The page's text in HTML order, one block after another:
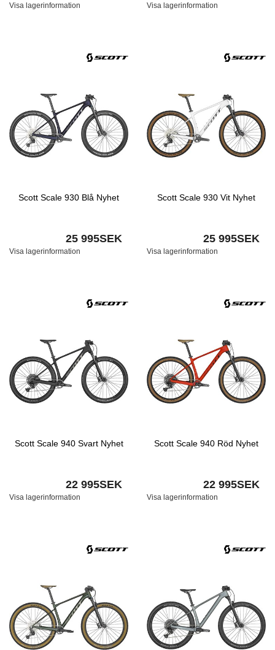
Visa lagerinformation Visa lagerinformation
Scott Scale 930 Blå Nyhet
25 995SEK
Visa lagerinformation
Scott Scale 930 Vit Nyhet
25 995SEK
Visa lagerinformation
Scott Scale 940 Svart Nyhet
22 995SEK
Visa lagerinformation
Scott Scale 940 Röd Nyhet
22 995SEK
Visa lagerinformation